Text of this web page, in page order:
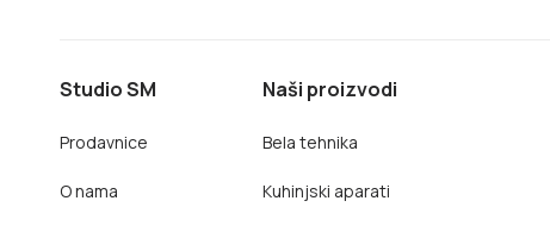
Studio SM
Prodavnice
O nama
Naši proizvodi
Bela tehnika
Kuhinjski aparati